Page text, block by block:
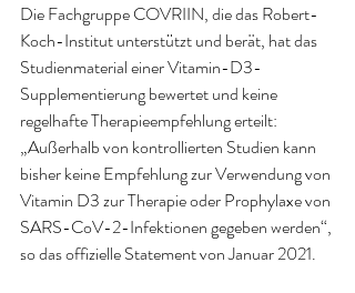
Die Fachgruppe COVRIIN, die das Robert-
Koch-Institut unterstützt und berät, hat das
Studienmaterial einer Vitamin-D3-
Supplementierung bewertet und keine
regelhafte Therapieempfehlung erteilt:
„Außerhalb von kontrollierten Studien kann
bisher keine Empfehlung zur Verwendung von
Vitamin D3 zur Therapie oder Prophylaxe von
SARS-CoV-2-Infektionen gegeben werden“,
so das offizielle Statement von Januar 2021.